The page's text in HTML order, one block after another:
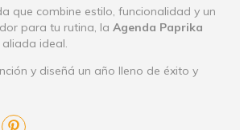
que combine estilo, funcionalidad y un
para tu rutina, la Agenda Paprika
aliada ideal.
y diseñá un año lleno de éxito y